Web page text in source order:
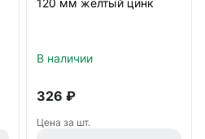
120 мм желтый цинк
В наличии
326 ₽
Цена за шт.